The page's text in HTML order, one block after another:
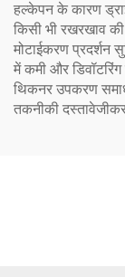
हल्केपन के कारण
किसी भी रखरखाव
मोटाईकरण प्रदर्शन
में कमी और
थिकनर उपकरण
तकनीकी